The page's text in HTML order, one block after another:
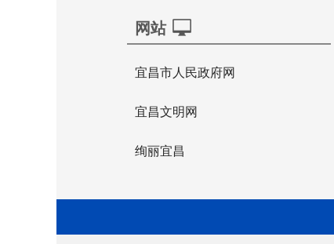
网站
宜昌市人民政府网
宜昌文明网
绚丽宜昌